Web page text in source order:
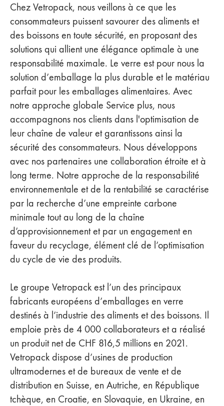
Chez Vetropack, nous veillons à ce que les
consommateurs puissent savourer des aliments et
des boissons en toute sécurité, en proposant des
solutions qui allient une élégance optimale à une
responsabilité maximale. Le verre est pour nous la
solution d’emballage la plus durable et le matériau
parfait pour les emballages alimentaires. Avec
notre approche globale Service plus, nous
accompagnons nos clients dans l'optimisation de
leur chaîne de valeur et garantissons ainsi la
sécurité des consommateurs. Nous développons
avec nos partenaires une collaboration étroite et à
long terme. Notre approche de la responsabilité
environnementale et de la rentabilité se caractérise
par la recherche d’une empreinte carbone
minimale tout au long de la chaîne
d’approvisionnement et par un engagement en
faveur du recyclage, élément clé de l’optimisation
du cycle de vie des produits.
Le groupe Vetropack est l’un des principaux
fabricants européens d’emballages en verre
destinés à l’industrie des aliments et des boissons. Il
emploie près de 4 000 collaborateurs et a réalisé
un produit net de CHF 816,5 millions en 2021.
Vetropack dispose d’usines de production
ultramodernes et de bureaux de vente et de
distribution en Suisse, en Autriche, en République
tchèque, en Croatie, en Slovaquie, en Ukraine, en